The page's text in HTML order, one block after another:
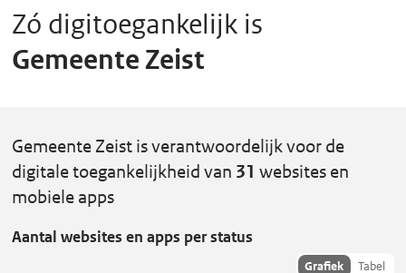
Homepage
DigiToegankelijk
Zó digitoegankelijk is
Gemeente Zeist
Gemeente Zeist is verantwoordelijk voor de
digitale toegankelijkheid van 31 websites en
mobiele apps
Aantal websites en apps per status
Toon
Grafiek Tabel